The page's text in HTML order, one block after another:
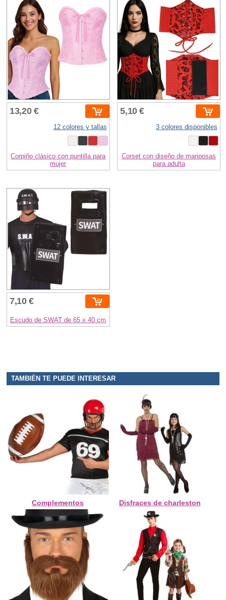
13,20 €
12 colores y tallas
Corpiño clásico con puntilla para
mujer
5,10 €
3 colores disponibles
Corset con diseño de mariposas
para adulta
7,10 €
Escudo de SWAT de 65 x 40 cm
TAMBIÉN TE PUEDE INTERESAR
Complementos Disfraces de charleston